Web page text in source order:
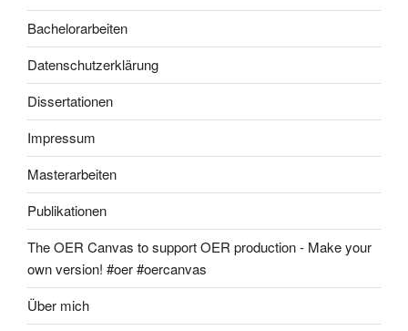
Bachelorarbeiten
Datenschutzerklärung
Dissertationen
Impressum
Masterarbeiten
Publikationen
The OER Canvas to support OER production - Make your
own version! #oer #oercanvas
Über mich